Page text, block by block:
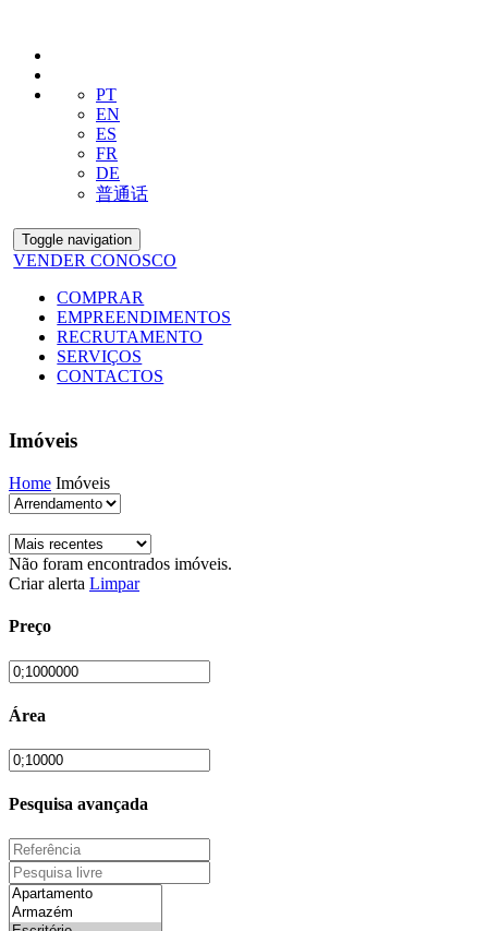
PT
EN
ES
FR
DE
普通话
Toggle navigation
VENDER CONOSCO
COMPRAR
EMPREENDIMENTOS
RECRUTAMENTO
SERVIÇOS
CONTACTOS
Imóveis
Home Imóveis
Não foram encontrados imóveis.
Criar alerta Limpar
Preço
Área
Pesquisa avançada